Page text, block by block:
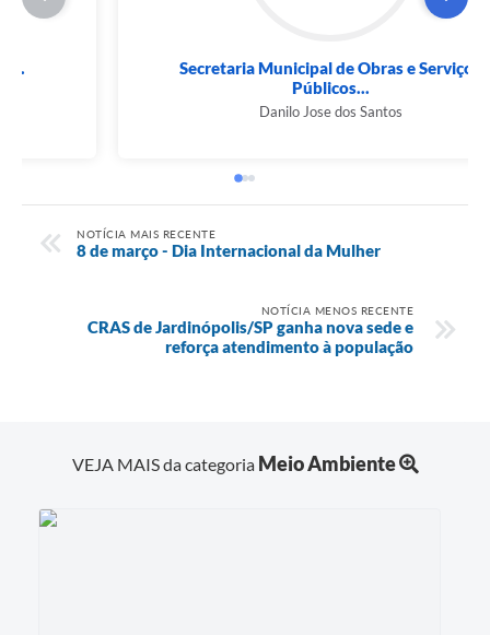
Secretaria Municipal de Agricultura,...
Caio Luís Rueda Furlan
NOTÍCIA MAIS RECENTE
8 de março - Dia Internacional da Mulher
NOTÍCIA MENOS RECENTE
CRAS de Jardinópolis/SP ganha nova sede e
reforça atendimento à população
VEJA MAIS da categoria Meio Ambiente